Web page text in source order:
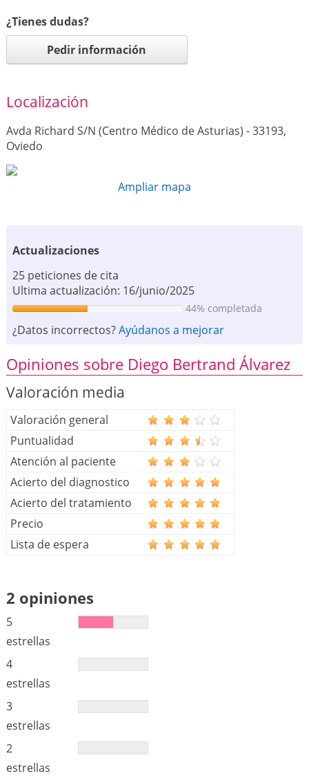
¿Tienes dudas?
Pedir información
Localización
Avda Richard S/N (Centro Médico de Asturias) - 33193,
Oviedo
Ampliar mapa
Actualizaciones
25 peticiones de cita
Ultima actualización: 16/junio/2025
44% completada
¿Datos incorrectos?Ayúdanos a mejorar
Opiniones sobre Diego Bertrand Álvarez
Valoración media
Valoración general
Puntualidad
Atención al paciente
Acierto del diagnostico
Acierto del tratamiento
Precio
Lista de espera
2 opiniones
5
estrellas
4
estrellas
3
estrellas
2
estrellas